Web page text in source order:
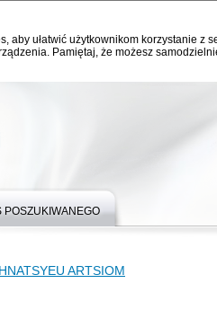
aby ułatwić użytkownikom korzystanie z
Pamiętaj, że możesz
POSZUKIWANEGO
ARTSIOM